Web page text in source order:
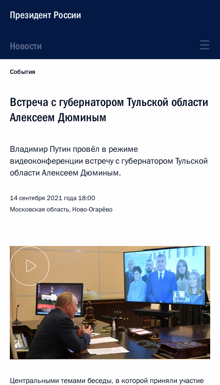
Президент России
Новости
События
Встреча с губернатором Тульской области
Алексеем Дюминым
Владимир Путин провёл в режиме
видеоконференции встречу с губернатором Тульской
области Алексеем Дюминым.
14 сентября 2021 года 18:00
Московская область, Ново-Огарёво
Центральными темами беседы, в которой приняли участие